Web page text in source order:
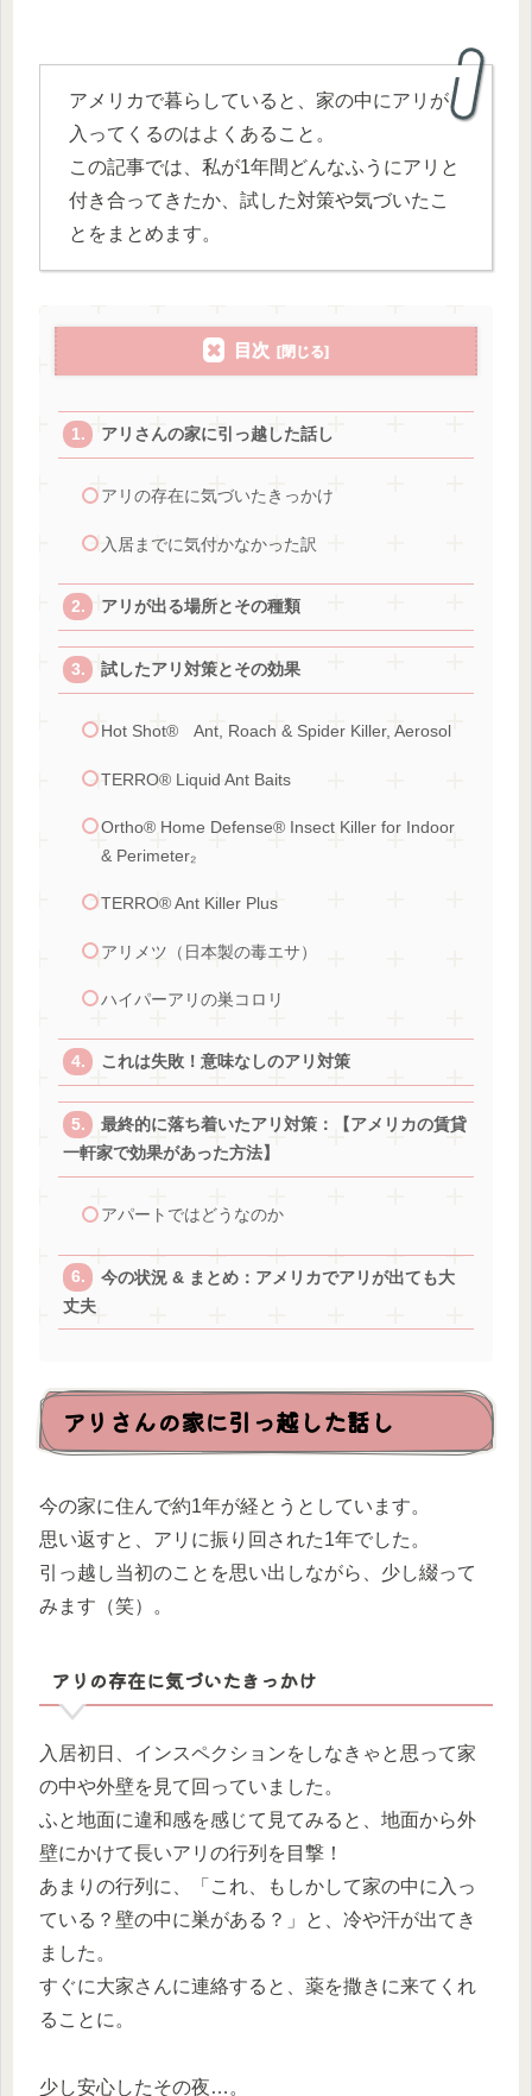
アメリカで暮らしていると、家の中にアリが
入ってくるのはよくあること。
この記事では、私が1年間どんなふうにアリと
付き合ってきたか、試した対策や気づいたこ
とをまとめます。
目次
アリさんの家に引っ越した話し
アリの存在に気づいたきっかけ
入居までに気付かなかった訳
アリが出る場所とその種類
試したアリ対策とその効果
Hot Shot® Ant, Roach & Spider Killer, Aerosol
TERRO® Liquid Ant Baits
Ortho® Home Defense® Insect Killer for Indoor
& Perimeter₂
TERRO® Ant Killer Plus
アリメツ（日本製の毒エサ）
ハイパーアリの巣コロリ
これは失敗！意味なしのアリ対策
最終的に落ち着いたアリ対策：【アメリカの賃貸
一軒家で効果があった方法】
アパートではどうなのか
今の状況 & まとめ：アメリカでアリが出ても大
丈夫
アリさんの家に引っ越した話し
今の家に住んで約1年が経とうとしています。
思い返すと、アリに振り回された1年でした。
引っ越し当初のことを思い出しながら、少し綴って
みます（笑）。
アリの存在に気づいたきっかけ
入居初日、インスペクションをしなきゃと思って家
の中や外壁を見て回っていました。
ふと地面に違和感を感じて見てみると、地面から外
壁にかけて長いアリの行列を目撃！
あまりの行列に、「これ、もしかして家の中に入っ
ている？壁の中に巣がある？」と、冷や汗が出てき
ました。
すぐに大家さんに連絡すると、薬を撒きに来てくれ
ることに。
少し安心したその夜…。